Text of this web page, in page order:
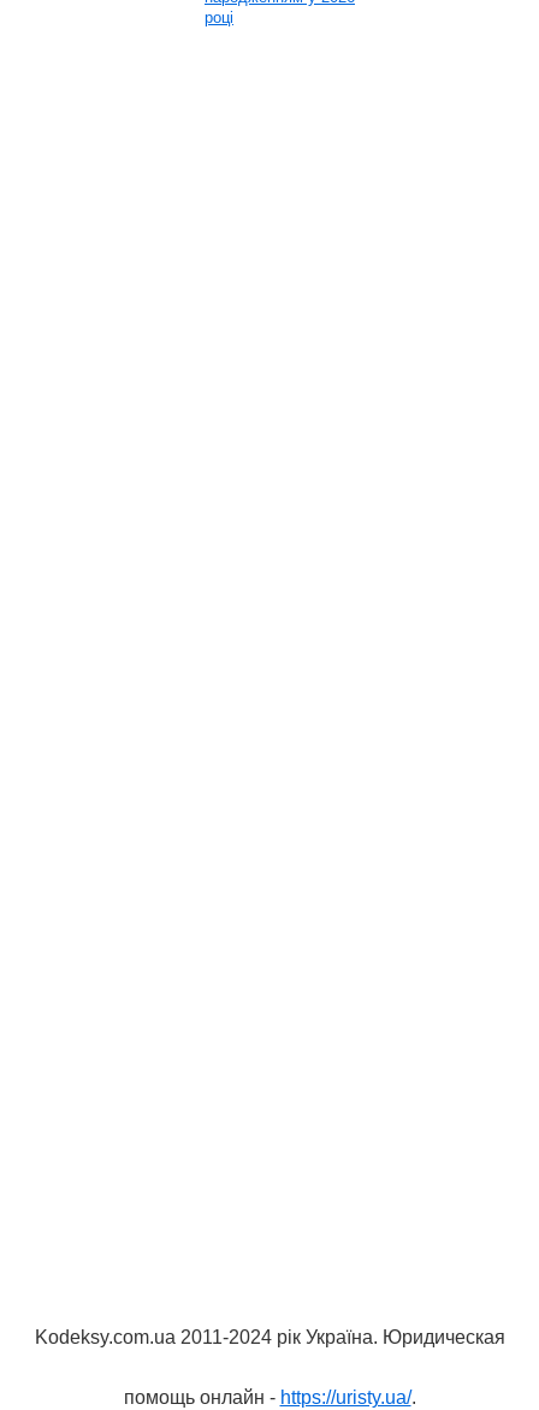
році
Kodeksy.com.ua 2011-2024 рік Україна. Юридическая
помощь онлайн - https://uristy.ua/.